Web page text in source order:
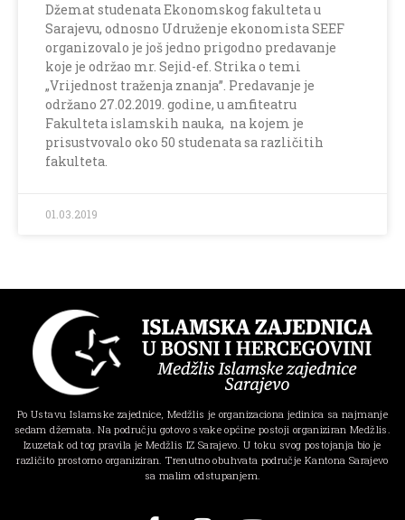
Džemat studenata Ekonomskog fakulteta u
Sarajevu, odnosno Udruženje ekonomista SEEF
organizovalo je još jedno prigodno predavanje
koje je održao mr. Sejid-ef. Strika o temi
„Vrijednost traženja znanja”. Predavanje je
održano 27.02.2019. godine, u amfiteatru
Fakulteta islamskih nauka, na kojem je
prisustvovalo oko 50 studenata sa različitih
fakulteta.
01.03.2019
Po Ustavu Islamske zajednice, Medžlis je organizaciona jedinica sa najmanje
sedam džemata. Na području gotovo svake općine postoji organiziran Medžlis.
Izuzetak od tog pravila je Medžlis IZ Sarajevo. U toku svog postojanja bio je
različito prostorno organiziran. Trenutno obuhvata područje Kantona Sarajevo
sa malim odstupanjem.